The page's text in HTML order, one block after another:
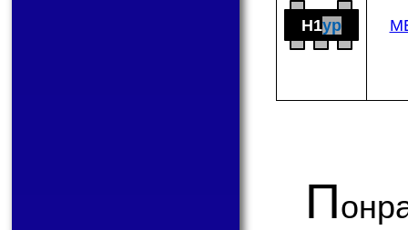
H1yp
П